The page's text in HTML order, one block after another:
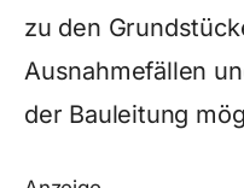
zu den
Ausnahmefällen
der Bauleitung